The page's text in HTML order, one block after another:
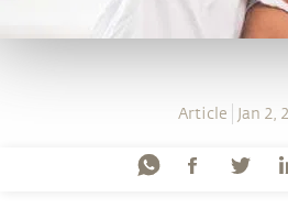
Article Jan 2,